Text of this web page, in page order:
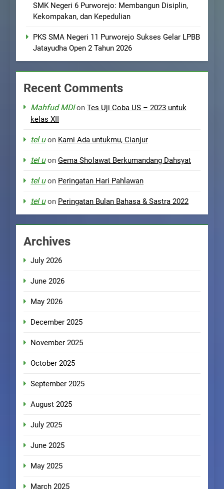
SMK Negeri 6 Purworejo: Membangun Disiplin,
Kekompakan, dan Kepedulian
PKS SMA Negeri 11 Purworejo Sukses Gelar LPBB
Jatayudha Open 2 Tahun 2026
Recent Comments
Mahfud MDIon Tes Uji Coba US – 2023 untuk
kelas XII
tel uon Kami Ada untukmu, Cianjur
tel uon Gema Sholawat Berkumandang Dahsyat
tel uon Peringatan Hari Pahlawan
tel uon Peringatan Bulan Bahasa & Sastra 2022
Archives
July 2026
June 2026
May 2026
December 2025
November 2025
October 2025
September 2025
August 2025
July 2025
June 2025
May 2025
March 2025